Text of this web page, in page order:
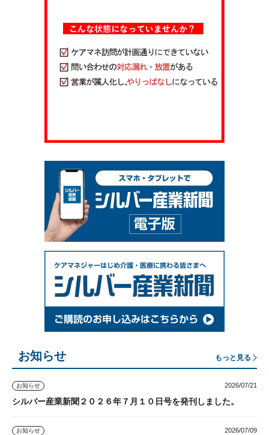
お知らせ もっと見る
お知らせ 2026/07/21
シルバー産業新聞２０２６年７月１０日号を発刊しました。
お知らせ 2026/07/09